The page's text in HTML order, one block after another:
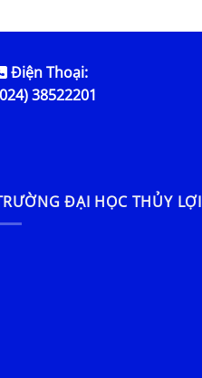
Điện Thoại:
38522201
ĐẠI HỌC THỦY LỢI